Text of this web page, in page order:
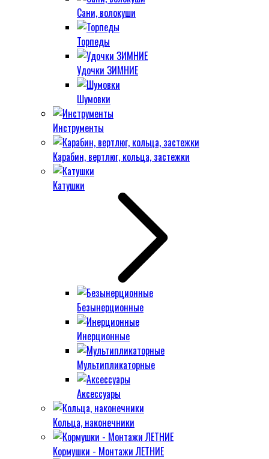
Сани, волокуши
Торпеды
Удочки ЗИМНИЕ
Шумовки
Инструменты
Карабин, вертлюг, кольца, застежки
Катушки
Безынерционные
Инерционные
Мультипликаторные
Аксессуары
Кольца, наконечники
Кормушки - Монтажи ЛЕТНИЕ